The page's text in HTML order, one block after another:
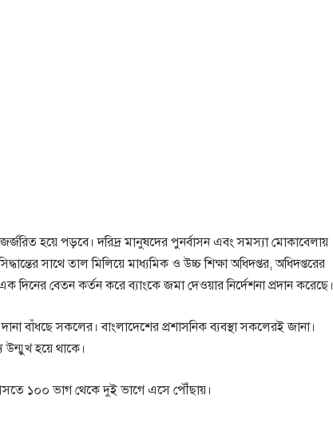
হয়ে পড়বে। দরিদ্র মানুষদের পুনর্বাসন এবং সমস্যা মোকাবেলায়
সাথে তাল মিলিয়ে মাধ্যমিক ও উচ্চ শিক্ষা অধিদপ্তর, অধিদপ্তরের
দিনের বেতন কর্তন করে ব্যাংকে জমা দেওয়ার নির্দেশনা প্রদান করেছে।
বাঁধছে সকলের। বাংলাদেশের প্রশাসনিক ব্যবস্থা সকলেরই জানা।
উন্মুখ হয়ে থাকে।
১০০ ভাগ থেকে দুই ভাগে এসে পৌঁছায়।